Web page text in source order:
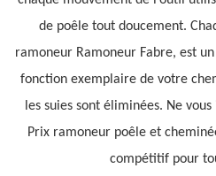
de poêle tout doucement.
ramoneur Ramoneur Fabre, est
fonction exemplaire de votre
les suies sont éliminées. Ne
Prix ramoneur poêle et
compétitif pour